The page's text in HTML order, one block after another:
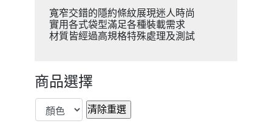
寬窄交錯的隱約條紋展現迷人時尚
實用各式袋型滿足各種裝載需求
材質皆經過高規格特殊處理及測試
商品選擇